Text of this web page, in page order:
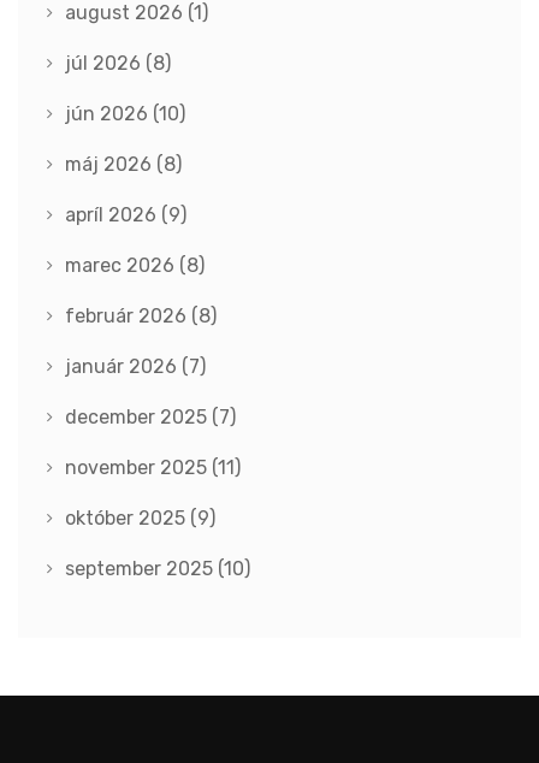
august 2026 (1)
júl 2026 (8)
jún 2026 (10)
máj 2026 (8)
apríl 2026 (9)
marec 2026 (8)
február 2026 (8)
január 2026 (7)
december 2025 (7)
november 2025 (11)
október 2025 (9)
september 2025 (10)